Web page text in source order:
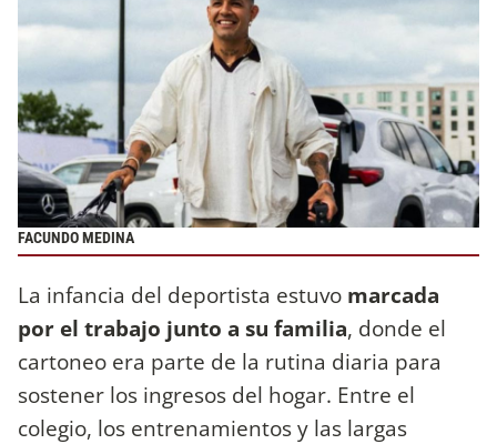
FACUNDO MEDINA
La infancia del deportista estuvo marcada
por el trabajo junto a su familia, donde el
cartoneo era parte de la rutina diaria para
sostener los ingresos del hogar. Entre el
colegio, los entrenamientos y las largas